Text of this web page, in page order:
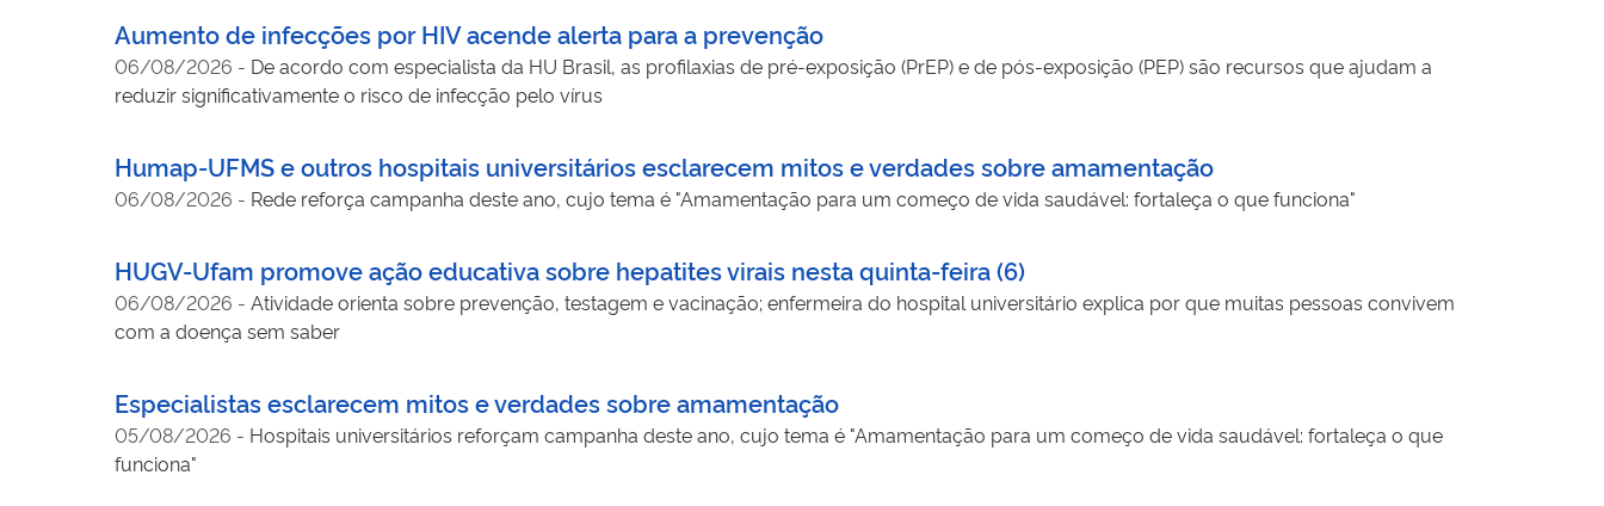
Aumento de infecções por HIV acende alerta para a prevenção
06/08/2026 - De acordo com especialista da HU Brasil, as profilaxias de pré-exposição (PrEP) e de pós-exposição (PEP) são recursos que ajudam a
reduzir significativamente o risco de infecção pelo vírus
Humap-UFMS e outros hospitais universitários esclarecem mitos e verdades sobre amamentação
06/08/2026 - Rede reforça campanha deste ano, cujo tema é "Amamentação para um começo de vida saudável: fortaleça o que funciona"
HUGV-Ufam promove ação educativa sobre hepatites virais nesta quinta-feira (6)
06/08/2026 - Atividade orienta sobre prevenção, testagem e vacinação; enfermeira do hospital universitário explica por que muitas pessoas convivem
com a doença sem saber
Especialistas esclarecem mitos e verdades sobre amamentação
05/08/2026 - Hospitais universitários reforçam campanha deste ano, cujo tema é "Amamentação para um começo de vida saudável: fortaleça o que
funciona"